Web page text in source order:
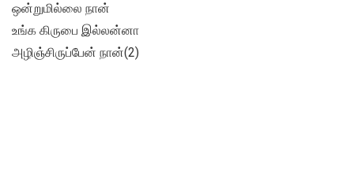
ஒன்றுமில்லை நான்
உங்க கிருபை இல்லன்னா
அழிஞ்சிருப்பேன் நான்(2)